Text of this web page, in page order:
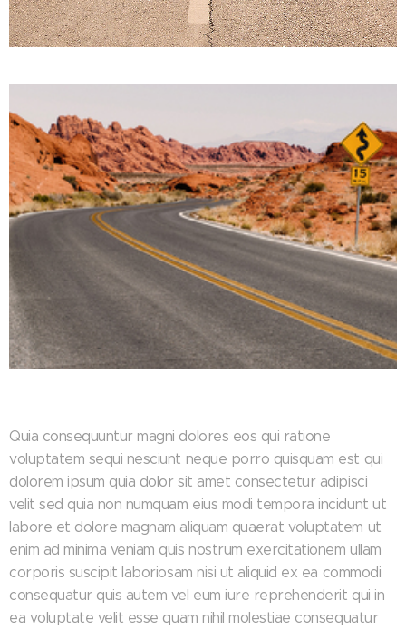
Quia consequuntur magni dolores eos qui ratione
voluptatem sequi nesciunt neque porro quisquam est qui
dolorem ipsum quia dolor sit amet consectetur adipisci
velit sed quia non numquam eius modi tempora incidunt ut
labore et dolore magnam aliquam quaerat voluptatem ut
enim ad minima veniam quis nostrum exercitationem ullam
corporis suscipit laboriosam nisi ut aliquid ex ea commodi
consequatur quis autem vel eum iure reprehenderit qui in
ea voluptate velit esse quam nihil molestiae consequatur